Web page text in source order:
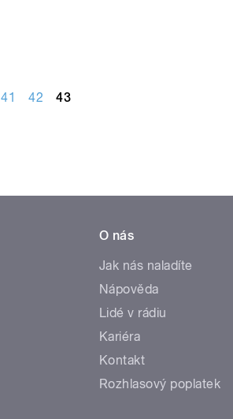
41 42 43
O nás
Jak nás naladíte
Nápověda
Lidé v rádiu
Kariéra
Kontakt
Rozhlasový poplatek